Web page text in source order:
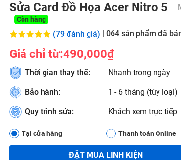
Sửa Card Đồ Họa Acer Nitro 5
Còn hàng
(79 đánh giá) | 064 sản phẩm đã
Giá chỉ từ:490,000₫
Thời gian thay thế: Nhanh trong ngày
Bảo hành: 1 - 6 tháng (tùy loại)
Quy trình sửa: Khách xem trực tiếp
Tại cửa hàng Thanh toán Online
ĐẶT MUA LINH KIỆN